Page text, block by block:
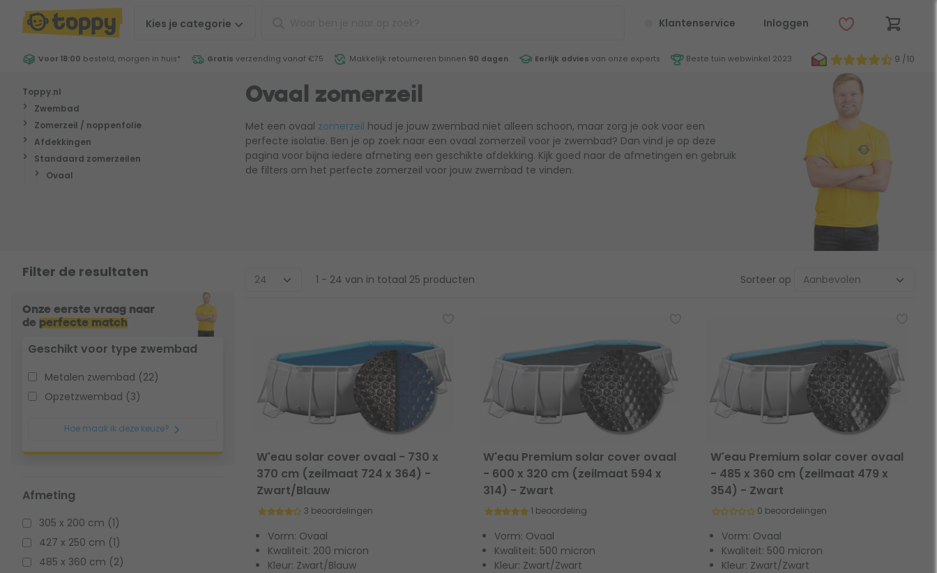
Kies je categorie Klantenservice Inloggen
Voor 18:00 besteld, morgen in huis* Gratis verzending vanaf €75 Makkelijk retourneren binnen 90 dagen Eerlijk advies van onze experts Beste tuin webwinkel 2023 9 /10
Toppy.nl
Zwembad
Zomerzeil / noppenfolie
Afdekkingen
Standaard zomerzeilen
Ovaal
Ovaal zomerzeil
Met een ovaal zomerzeil houd je jouw zwembad niet alleen schoon, maar zorg je ook voor een
perfecte isolatie. Ben je op zoek naar een ovaal zomerzeil voor je zwembad? Dan vind je op deze
pagina voor bijna iedere afmeting een geschikte afdekking. Kijk goed naar de afmetingen en gebruik
de filters om het perfecte zomerzeil voor jouw zwembad te vinden.
Filter de resultaten
Onze eerste vraag naar
de perfecte match
Geschikt voor type zwembad
Metalen zwembad (22)
Opzetzwembad (3)
Hoe maak ik deze keuze?
Afmeting
305 x 200 cm (1)
427 x 250 cm (1)
485 x 360 cm (2)
1 - 24 van in totaal 25 producten Sorteer op
W'eau solar cover ovaal - 730 x
370 cm (zeilmaat 724 x 364) -
Zwart/Blauw
3 beoordelingen
Vorm: Ovaal
Kwaliteit: 200 micron
Kleur: Zwart/Blauw
W'eau Premium solar cover ovaal
- 600 x 320 cm (zeilmaat 594 x
314) - Zwart
1 beoordeling
Vorm: Ovaal
Kwaliteit: 500 micron
Kleur: Zwart/Zwart
W'eau Premium solar cover ovaal
- 485 x 360 cm (zeilmaat 479 x
354) - Zwart
0 beoordelingen
Vorm: Ovaal
Kwaliteit: 500 micron
Kleur: Zwart/Zwart